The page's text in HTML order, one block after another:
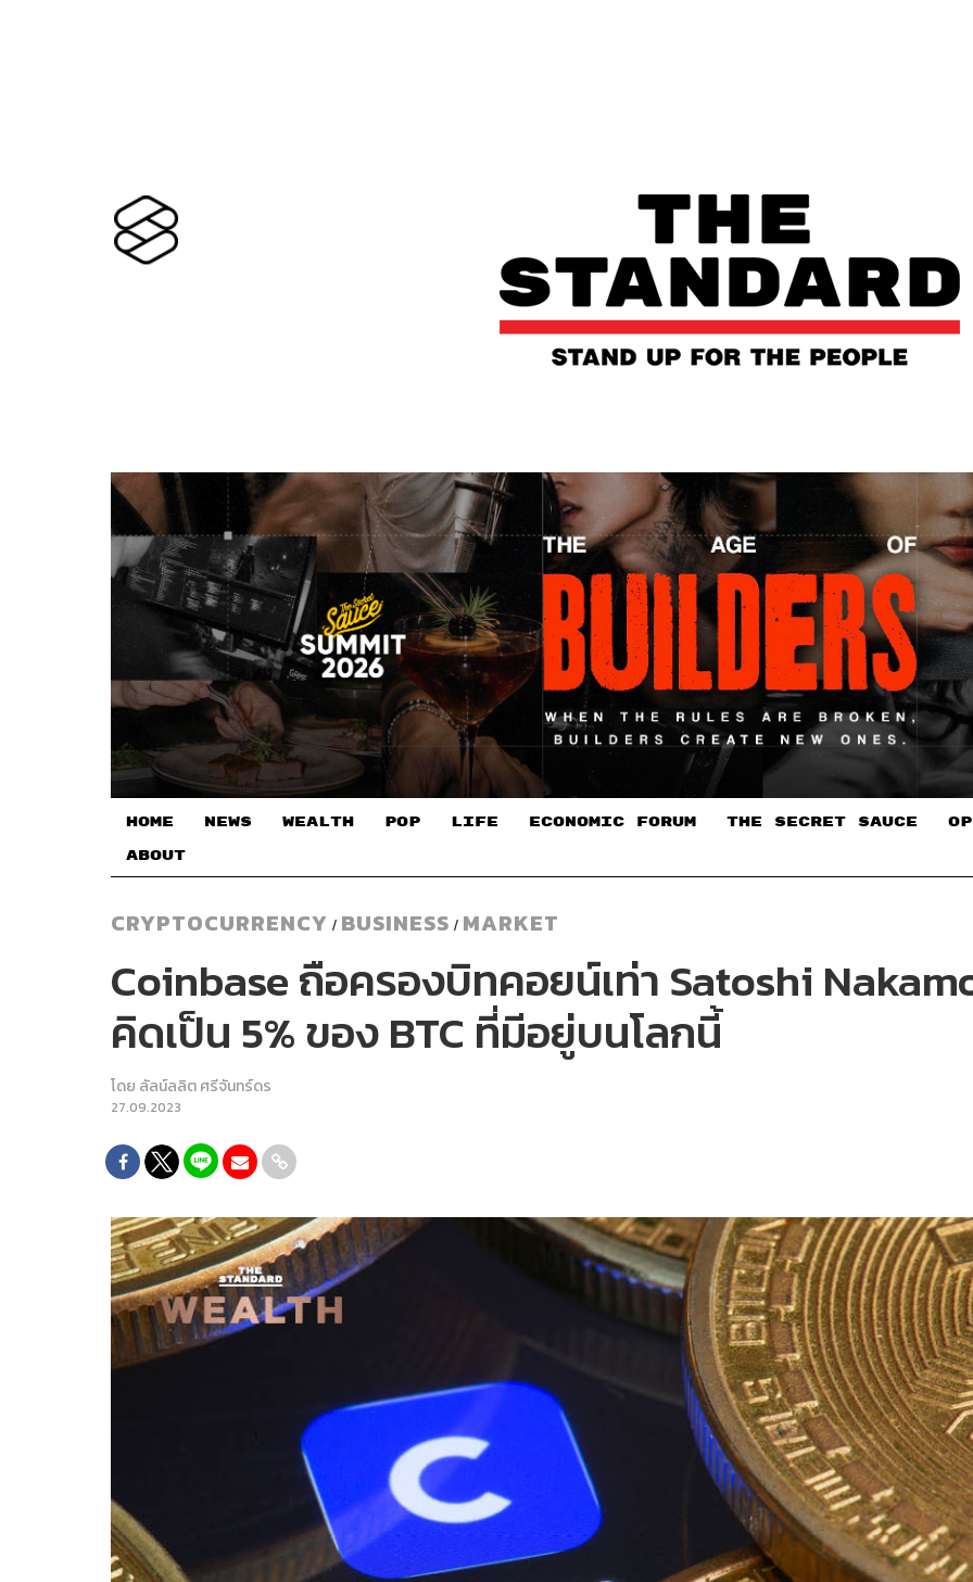
HOME NEWS WEALTH POP LIFE ECONOMIC FORUM THE SECRET SAUCE​
ABOUT
CRYPTOCURRENCY / BUSINESS / MARKET
Coinbase ถือครองบิทคอยน์เท่า Satoshi
คิดเป็น 5% ของ BTC ที่มีอยู่บนโลกนี้
โดย ลัลน์ลลิต ศรีจันทร์ดร
27.09.2023